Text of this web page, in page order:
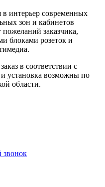
интерьер современных
зон и кабинетов
заказчика,
блоками розеток и
в соответствии с
установка возможны по
области.
звонок